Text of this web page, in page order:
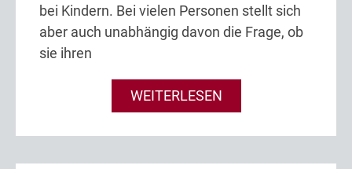
bei Kindern. Bei vielen Personen stellt sich
aber auch unabhängig davon die Frage, ob
sie ihren
WEITERLESEN